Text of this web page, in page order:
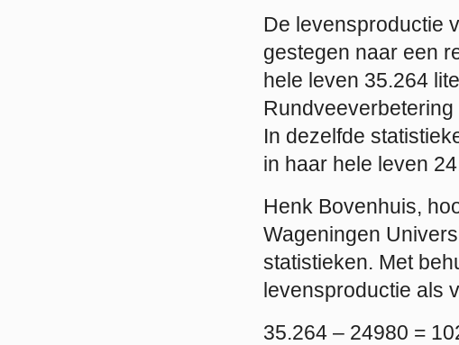
De levensproductie
gestegen naar een
hele leven 35.264
In dezelfde
in haar hele leven
Henk Bovenhuis,
Wageningen
statistieken. Met
levensproductie als
35.264 – 24980 =